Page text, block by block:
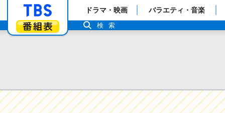
「TBSテレビ」トップページ
番組表
ドラマ・映画 バラエティ・音楽
検索